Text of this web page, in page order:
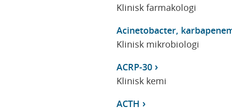
Klinisk farmakologi
Acinetobacter,
Klinisk mikrobiologi
ACRP-30
Klinisk kemi
ACTH